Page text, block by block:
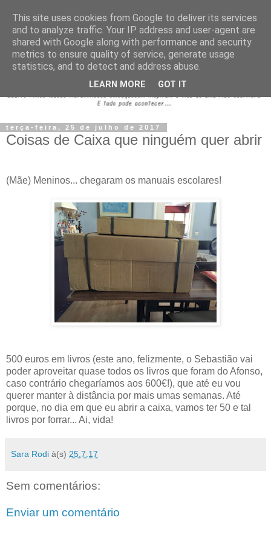
terça-feira, 25 de julho de 2017
Coisas de Caixa que ninguém quer abrir
(Mãe) Meninos... chegaram os manuais escolares!
500 euros em livros (este ano, felizmente, o Sebastião vai
poder aproveitar quase todos os livros que foram do Afonso,
caso contrário chegaríamos aos 600€!), que até eu vou
querer manter à distância por mais umas semanas. Até
porque, no dia em que eu abrir a caixa, vamos ter 50 e tal
livros por forrar... Ai, vida!
Sara Rodi à(s) 25.7.17
Sem comentários:
Enviar um comentário
This site uses cookies from Google to deliver its services
and to analyze traffic. Your IP address and user-agent are
shared with Google along with performance and security
metrics to ensure quality of service, generate usage
statistics, and to detect and address abuse.
LEARN MORE GOT IT